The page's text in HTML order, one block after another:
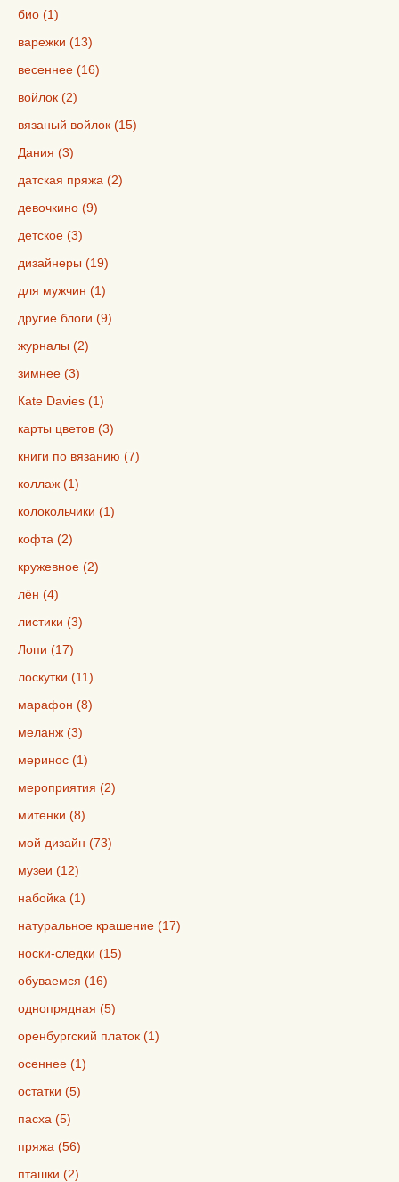
био (1)
варежки (13)
весеннее (16)
войлок (2)
вязаный войлок (15)
Дания (3)
датская пряжа (2)
девочкино (9)
детское (3)
дизайнеры (19)
для мужчин (1)
другие блоги (9)
журналы (2)
зимнее (3)
Кate Davies (1)
карты цветов (3)
книги по вязанию (7)
коллаж (1)
колокольчики (1)
кофта (2)
кружевное (2)
лён (4)
листики (3)
Лопи (17)
лоскутки (11)
марафон (8)
меланж (3)
меринос (1)
мероприятия (2)
митенки (8)
мой дизайн (73)
музеи (12)
набойка (1)
натуральное крашение (17)
носки-следки (15)
обуваемся (16)
однопрядная (5)
оренбургский платок (1)
осеннее (1)
остатки (5)
пасха (5)
пряжа (56)
пташки (2)